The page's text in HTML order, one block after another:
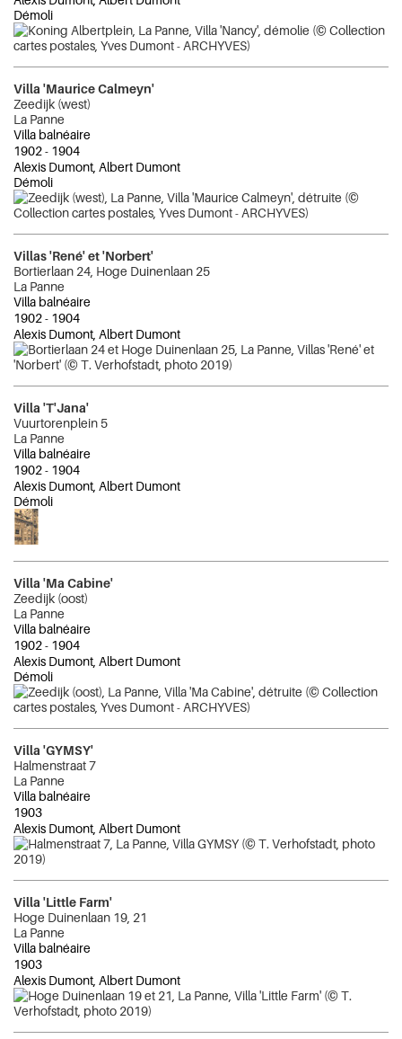
Démoli
Villa 'Maurice Calmeyn'
Zeedijk (west)
La Panne
Villa balnéaire
1902- 1904
Alexis Dumont, Albert Dumont
Démoli
Villas 'René' et 'Norbert'
Bortierlaan 24, Hoge Duinenlaan 25
La Panne
Villa balnéaire
1902- 1904
Alexis Dumont, Albert Dumont
Villa 'T'Jana'
Vuurtorenplein 5
La Panne
Villa balnéaire
1902- 1904
Alexis Dumont, Albert Dumont
Démoli
Villa 'Ma Cabine'
Zeedijk (oost)
La Panne
Villa balnéaire
1902- 1904
Alexis Dumont, Albert Dumont
Démoli
Villa 'GYMSY'
Halmenstraat 7
La Panne
Villa balnéaire
1903
Alexis Dumont, Albert Dumont
Villa 'Little Farm'
Hoge Duinenlaan 19, 21
La Panne
Villa balnéaire
1903
Alexis Dumont, Albert Dumont